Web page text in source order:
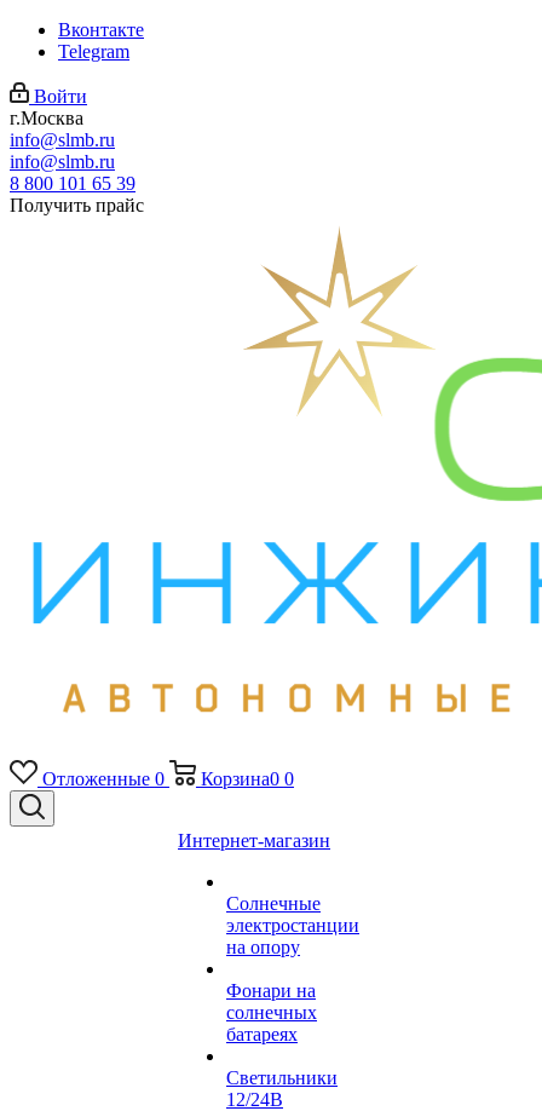
Вконтакте
Telegram
Войти
г.Москва
info@slmb.ru
info@slmb.ru
8 800 101 65 39
Получить прайс
Отложенные 0 Корзина0 0
Интернет-магазин
Солнечные
электростанции
на опору
Фонари на
солнечных
батареях
Светильники
12/24В